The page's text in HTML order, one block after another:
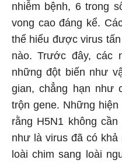
nhiễm bệnh, 6 trong
vong cao đáng kể.
thể hiểu được virus
nào. Trước đây, các
những đột biến như
gian, chẳng hạn như
trộn gene. Những
rằng H5N1 không
như là virus đã có
loài chim sang loài